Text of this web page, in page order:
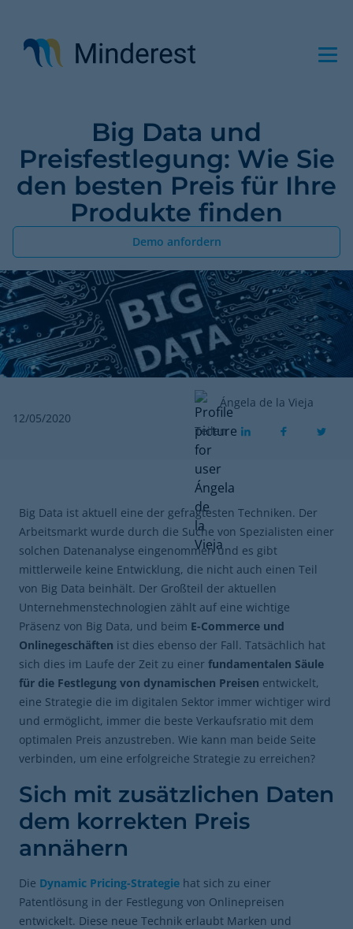
Inhalt
Big Data und
Preisfestlegung: Wie Sie
den besten Preis für Ihre
Produkte finden
Demo anfordern
12/05/2020
Ángela de la Vieja
Teilen
Big Data ist aktuell eine der gefragtesten Techniken. Der
Arbeitsmarkt wurde durch die Suche von Spezialisten einer
solchen Datenanalyse eingenommen und es gibt
mittlerweile keine Entwicklung, die nicht auch einen Teil
von Big Data beinhält. Der Großteil der aktuellen
Unternehmenstechnologien zählt auf eine wichtige
Präsenz von Big Data, und beim E-Commerce und
Onlinegeschäften ist dies ebenso der Fall. Tatsächlich hat
sich dies im Laufe der Zeit zu einer fundamentalen Säule
für die Festlegung von dynamischen Preisen entwickelt,
eine Strategie die im digitalen Sektor immer wichtiger wird
und ermöglicht, immer die beste Verkaufsratio mit dem
optimalen Preis anzustreben. Wie kann man beide Seite
verbinden, um eine erfolgreiche Strategie zu erreichen?
Sich mit zusätzlichen Daten
dem korrekten Preis
annähern
Die Dynamic Pricing-Strategie hat sich zu einer
Patentlösung in der Festlegung von Onlinepreisen
entwickelt. Diese neue Technik erlaubt Marken und